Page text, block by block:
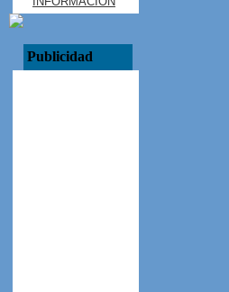
Publicidad